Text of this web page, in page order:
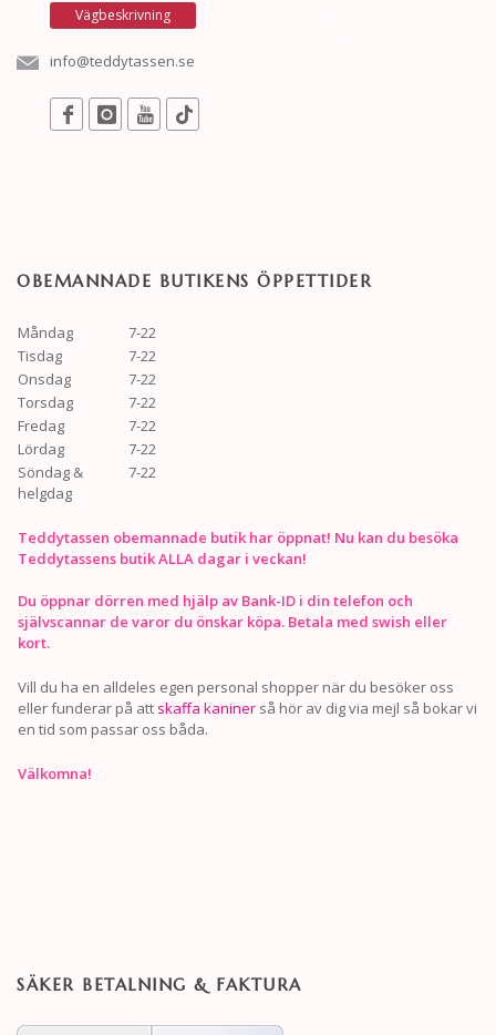
Vägbeskrivning
info@teddytassen.se
OBEMANNADE BUTIKENS ÖPPETTIDER
Måndag
7-22
Tisdag
7-22
Onsdag
7-22
Torsdag
7-22
Fredag
7-22
Lördag
7-22
Söndag &
helgdag
7-22
Teddytassen obemannade butik har öppnat! Nu kan du besöka
Teddytassens butik ALLA dagar i veckan!
Du öppnar dörren med hjälp av Bank-ID i din telefon och
självscannar de varor du önskar köpa. Betala med swish eller
kort.
Vill du ha en alldeles egen personal shopper när du besöker oss
eller funderar på att skaffa kaniner så hör av dig via mejl så bokar vi
en tid som passar oss båda.
Välkomna!
SÄKER BETALNING & FAKTURA